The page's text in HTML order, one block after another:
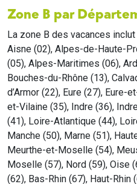
Zone B par
La zone B des vacances
Aisne (02), Alpes-de-Haute-
(05), Alpes-Maritimes (06),
Bouches-du-Rhône (13),
d’Armor (22), Eure (27),
et-Vilaine (35), Indre (36),
(41), Loire-Atlantique (44),
Manche (50), Marne (51),
Meurthe-et-Moselle (54),
Moselle (57), Nord (59), Oise
(62), Bas-Rhin (67), Haut-Rhin